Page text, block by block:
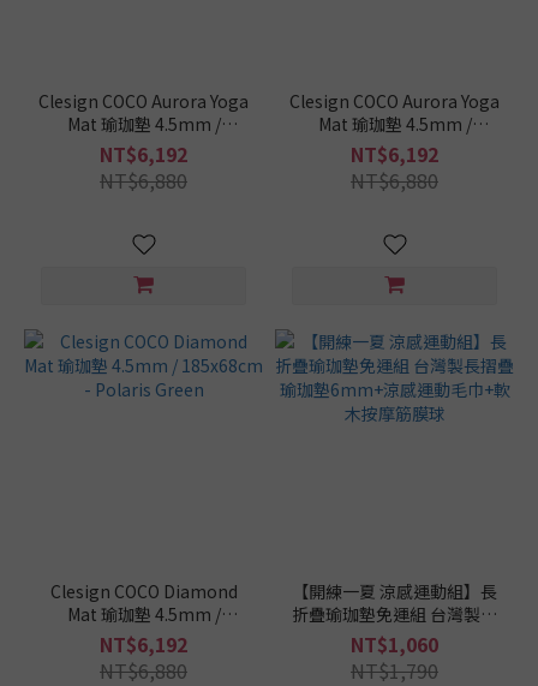
Clesign COCO Aurora Yoga
Mat 瑜珈墊 4.5mm /
185x68cm - Dew Mint
NT$6,192
NT$6,880
Clesign COCO Aurora Yoga
Mat 瑜珈墊 4.5mm /
185x68cm - Indigo Glow
NT$6,192
NT$6,880
Clesign COCO Diamond
Mat 瑜珈墊 4.5mm /
185x68cm - Polaris Green
NT$6,192
NT$6,880
【開練一夏 涼感運動組】長
折疊瑜珈墊免運組 台灣製長
摺疊瑜珈墊6mm+涼感運動
毛巾+軟木按摩筋膜球
NT$1,060
NT$1,790